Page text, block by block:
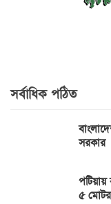
সর্বাধিক পঠিত
সরকার
৫